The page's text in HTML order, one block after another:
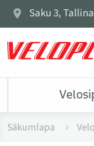
Saku 3, Tallina
Sākumlapa